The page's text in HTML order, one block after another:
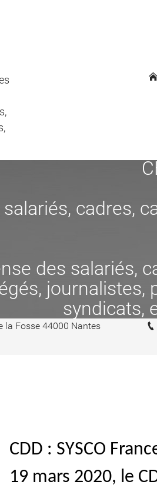
cadres,
des salariés,
journalistes,
syndicats,
la Fosse 44000 Nantes
CDD : SYSCO
19 mars 2020, le